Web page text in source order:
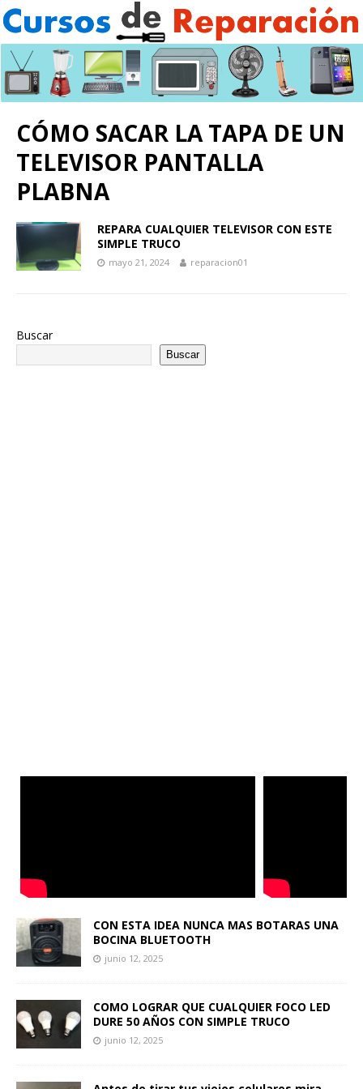
CÓMO SACAR LA TAPA DE UN
TELEVISOR PANTALLA
PLABNA
REPARA CUALQUIER TELEVISOR CON ESTE
SIMPLE TRUCO
mayo 21, 2024 reparacion01
Buscar
Buscar
CON ESTA IDEA NUNCA MAS BOTARAS UNA
BOCINA BLUETOOTH
junio 12, 2025
COMO LOGRAR QUE CUALQUIER FOCO LED
DURE 50 AÑOS CON SIMPLE TRUCO
junio 12, 2025